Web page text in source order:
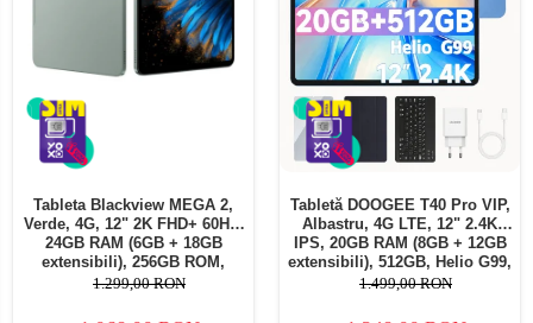
Tableta Blackview MEGA 2,
Verde, 4G, 12" 2K FHD+ 60Hz,
24GB RAM (6GB + 18GB
extensibili), 256GB ROM,
Android 15, Unisoc T615,
Stylus, Face Unlock, Dual SIM
1.299,00 RON
Tabletă DOOGEE T40 Pro VIP,
Albastru, 4G LTE, 12" 2.4K
IPS, 20GB RAM (8GB + 12GB
extensibili), 512GB, Helio G99,
10800mAh, 33W, Android 14,
1.499,00 RON